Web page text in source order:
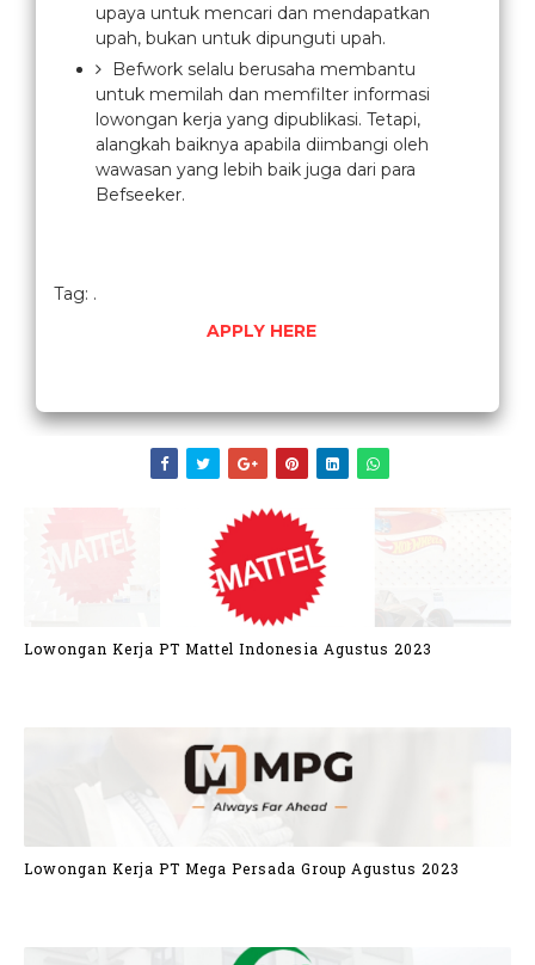
upaya untuk mencari dan mendapatkan
upah, bukan untuk dipunguti upah.
Befwork selalu berusaha membantu
untuk memilah dan memfilter informasi
lowongan kerja yang dipublikasi. Tetapi,
alangkah baiknya apabila diimbangi oleh
wawasan yang lebih baik juga dari para
Befseeker.
Tag: .
APPLY HERE
Lowongan Kerja PT Mattel Indonesia Agustus 2023
Lowongan Kerja PT Mega Persada Group Agustus 2023